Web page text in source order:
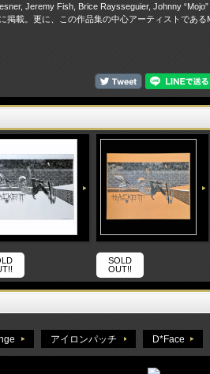
Jeremy Fish, Brice Raysseguier, Johnny
載。更に、この作品集の中心アーティストで
SOLD
OUT!!
アイロンパッチ D*Face